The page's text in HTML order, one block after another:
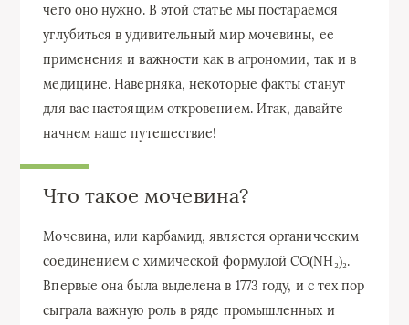
чего оно нужно. В этой статье мы постараемся
углубиться в удивительный мир мочевины, ее
применения и важности как в агрономии, так и в
медицине. Наверняка, некоторые факты станут
для вас настоящим откровением. Итак, давайте
начнем наше путешествие!
Что такое мочевина?
Мочевина, или карбамид, является органическим
соединением с химической формулой CO(NH₂)₂.
Впервые она была выделена в 1773 году, и с тех пор
сыграла важную роль в ряде промышленных и